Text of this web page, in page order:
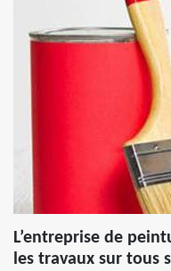
L’entreprise de
les travaux sur tous